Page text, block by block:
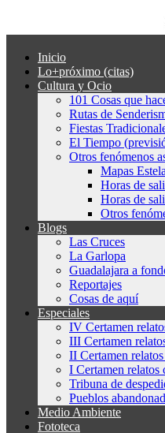
Inicio
Lo+próximo (citas)
Cultura y Ocio
101 Cosas que
Rutas de
Fiestas
El Tiempo
Otros fenómenos
Mapas
Horas de
Horas de
Otros
Blogs
Las Cruces
La Garlopa
Guadalajara a
Reportajes
Cosas de aquí
Especiales
IV Certamen
III Certamen
II Certamen
I Certamen
Tribuna de
Pueblos
Medio Ambiente
Fototeca